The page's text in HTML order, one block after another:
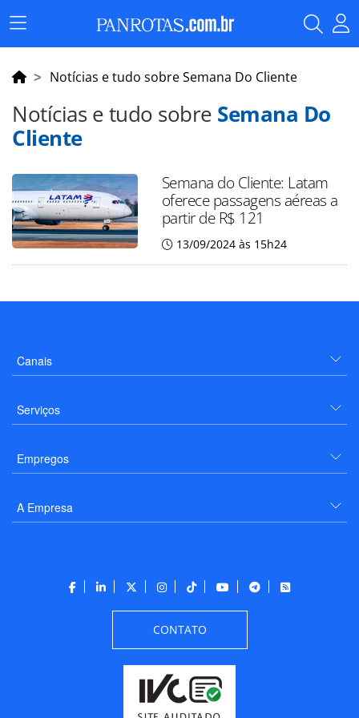
Menu
Principal
Notícias e tudo sobre Semana Do Cliente
Notícias e tudo sobre Semana Do
Cliente
Semana do Cliente: Latam
oferece passagens aéreas a
partir de R$ 121
13/09/2024 às 15h24
Canais
Serviços
Empregos
A Empresa
CONTATO